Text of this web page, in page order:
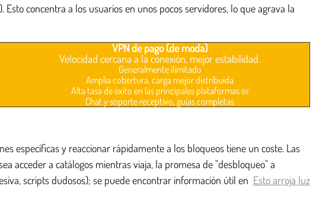
concentra a los usuarios en unos pocos servidores, lo que agrava la
VPN de pago (de moda)
Velocidad cercana a la conexión, mejor estabilidad.
Generalmente ilimitado
Amplia cobertura, carga mejor distribuida
Alta tasa de éxito en las principales plataformas or
Chat y soporte receptivo, guías completas
específicas y reaccionar rápidamente a los bloqueos tiene un coste. Las
acceder a catálogos mientras viaja, la promesa de "desbloqueo" a
scripts dudosos); se puede encontrar información útil en Esto arroja luz